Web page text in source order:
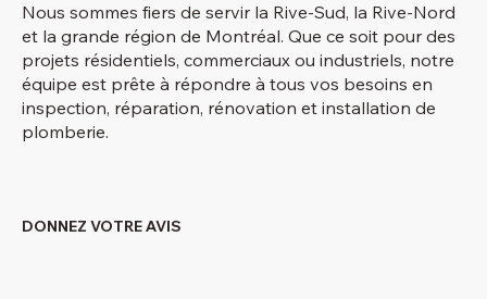
Nous sommes fiers de servir la Rive-Sud, la Rive-Nord
et la grande région de Montréal. Que ce soit pour des
projets résidentiels, commerciaux ou industriels, notre
équipe est prête à répondre à tous vos besoins en
inspection, réparation, rénovation et installation de
plomberie.
DONNEZ VOTRE AVIS